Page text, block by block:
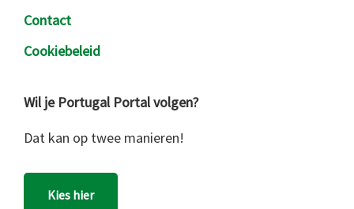
Contact
Cookiebeleid
Wil je Portugal Portal volgen?
Dat kan op twee manieren!
Kies hier